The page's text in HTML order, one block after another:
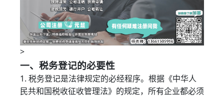
>
一、税务登记的必要性
1. 税务登记是法律规定的必经程序。根据《中华人
民共和国税收征收管理法》的规定，所有企业都必须